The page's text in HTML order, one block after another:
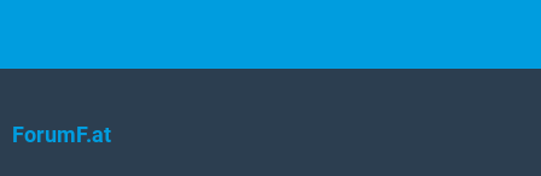
ForumF.at